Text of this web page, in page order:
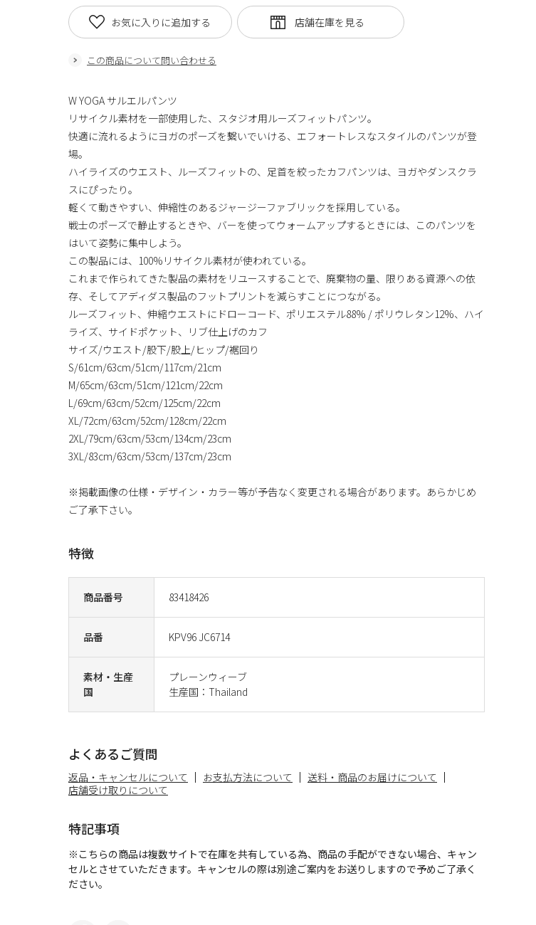
商品番号 83418426
品番 KPV96 JC6714
素材・生産
国
プレーンウィーブ
生産国：Thailand
この商品について問い合わせる
お気に入りに追加する
W YOGA サルエルパンツ
リサイクル素材を一部使用した、スタジオ用ルーズフィットパンツ。
快適に流れるようにヨガのポーズを繋いでいける、エフォートレスなスタイルのパンツが登
場。
ハイライズのウエスト、ルーズフィットの、足首を絞ったカフパンツは、ヨガやダンスクラ
スにぴったり。
軽くて動きやすい、伸縮性のあるジャージーファブリックを採用している。
戦士のポーズで静止するときや、バーを使ってウォームアップするときには、このパンツを
はいて姿勢に集中しよう。
この製品には、100%リサイクル素材が使われている。
これまで作られてきた製品の素材をリユースすることで、廃棄物の量、限りある資源への依
存、そしてアディダス製品のフットプリントを減らすことにつながる。
ルーズフィット、伸縮ウエストにドローコード、ポリエステル88% / ポリウレタン12%、ハイ
ライズ、サイドポケット、リブ仕上げのカフ
サイズ/ウエスト/股下/股上/ヒップ/裾回り
S/61cm/63cm/51cm/117cm/21cm
M/65cm/63cm/51cm/121cm/22cm
L/69cm/63cm/52cm/125cm/22cm
XL/72cm/63cm/52cm/128cm/22cm
2XL/79cm/63cm/53cm/134cm/23cm
3XL/83cm/63cm/53cm/137cm/23cm
※掲載画像の仕様・デザイン・カラー等が予告なく変更される場合があります。あらかじめ
ご了承下さい。
特徴
よくあるご質問
返品・キャンセルについて お支払方法について
送料・商品のお届けについて
店舗受け取りについて
特記事項
※こちらの商品は複数サイトで在庫を共有している為、商品の手配ができない場合、キャン
セルとさせていただきます。キャンセルの際は別途ご案内をお送りしますので予めご了承く
ださい。